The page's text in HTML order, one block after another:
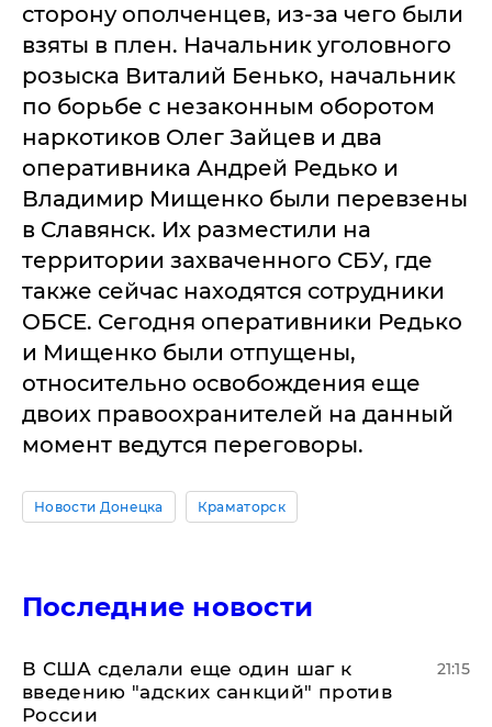
сторону ополченцев, из-за чего были
взяты в плен. Начальник уголовного
розыска Виталий Бенько, начальник
по борьбе с незаконным оборотом
наркотиков Олег Зайцев и два
оперативника Андрей Редько и
Владимир Мищенко были перевзены
в Славянск. Их разместили на
территории захваченного СБУ, где
также сейчас находятся сотрудники
ОБСЕ. Сегодня оперативники Редько
и Мищенко были отпущены,
относительно освобождения еще
двоих правоохранителей на данный
момент ведутся переговоры.
Новости Донецка Краматорск
Последние новости
В США сделали еще один шаг к
введению "адских санкций" против
России
21:15